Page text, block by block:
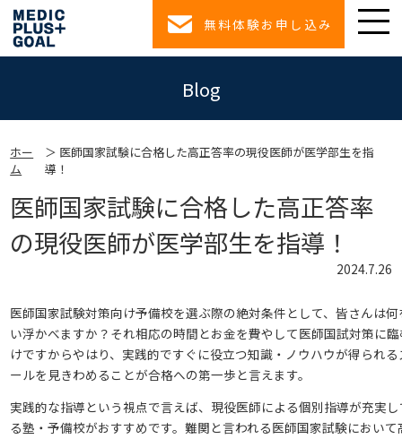
無料体験お申し込み
Blog
ホー
ム
医師国家試験に合格した高正答率の現役医師が医学部生を指
導！
医師国家試験に合格した高正答率
の現役医師が医学部生を指導！
2024.7.26
医師国家試験対策向け予備校を選ぶ際の絶対条件として、皆さんは
い浮かべますか？それ相応の時間とお金を費やして医師国試対策に
けですからやはり、実践的ですぐに役立つ知識・ノウハウが得られ
ールを見きわめることが合格への第一歩と言えます。
実践的な指導という視点で言えば、現役医師による個別指導が充実
る塾・予備校がおすすめです。難関と言われる医師国家試験において